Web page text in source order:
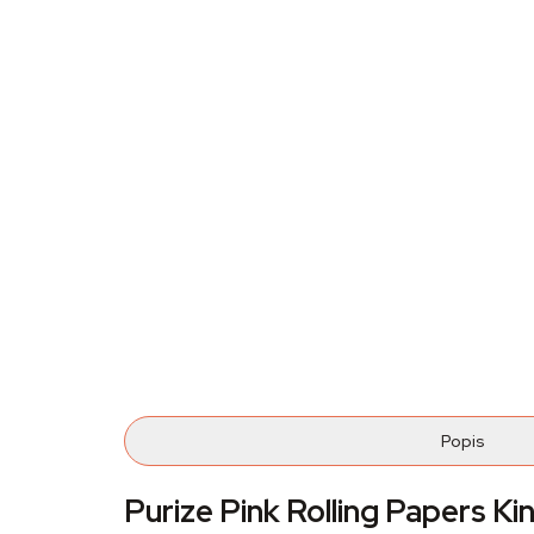
Popis
Purize Pink Rolling Papers